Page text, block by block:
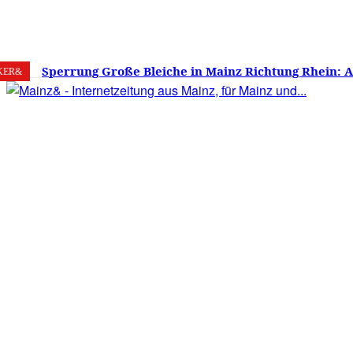
7. August 2026 24.8 Mainz
Sperrung Große Bleiche in Mainz Richtung Rhein:
verwirrt, Mainzer stinksauer – Haben die Mainzer